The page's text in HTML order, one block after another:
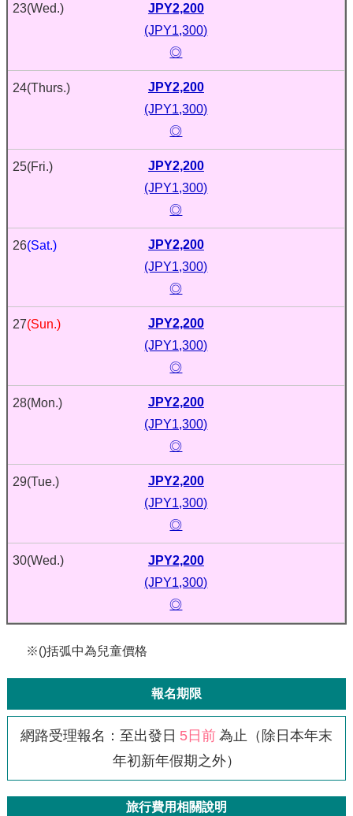
23(Wed.)
JPY2,200
(JPY1,300)
◎
24(Thurs.)
JPY2,200
(JPY1,300)
◎
25(Fri.)
JPY2,200
(JPY1,300)
◎
26(Sat.)
JPY2,200
(JPY1,300)
◎
27(Sun.)
JPY2,200
(JPY1,300)
◎
28(Mon.)
JPY2,200
(JPY1,300)
◎
29(Tue.)
JPY2,200
(JPY1,300)
◎
30(Wed.)
JPY2,200
(JPY1,300)
◎
※()括弧中為兒童價格
報名期限
網路受理報名：至出發日 5日前 為止（除日本年末
年初新年假期之外）
旅行費用相關說明